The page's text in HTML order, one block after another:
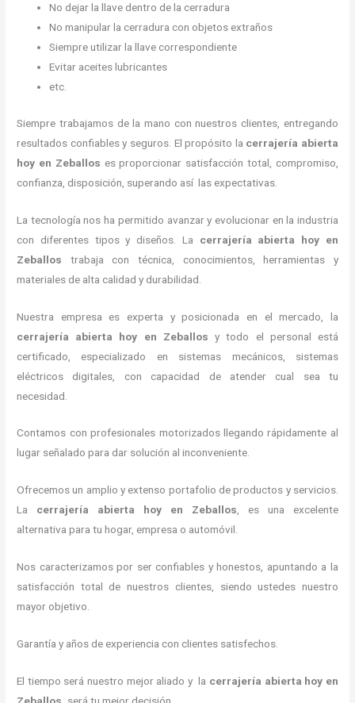
No dejar la llave dentro de la cerradura
No manipular la cerradura con objetos extraños
Siempre utilizar la llave correspondiente
Evitar aceites lubricantes
etc.
Siempre trabajamos de la mano con nuestros clientes, entregando
resultados confiables y seguros. El propósito la cerrajería abierta
hoy en Zeballos es proporcionar satisfacción total, compromiso,
confianza, disposición, superando así las expectativas.
La tecnología nos ha permitido avanzar y evolucionar en la industria
con diferentes tipos y diseños. La cerrajería abierta hoy en
Zeballos trabaja con técnica, conocimientos, herramientas y
materiales de alta calidad y durabilidad.
Nuestra empresa es experta y posicionada en el mercado, la
cerrajería abierta hoy en Zeballos y todo el personal está
certificado, especializado en sistemas mecánicos, sistemas
eléctricos digitales, con capacidad de atender cual sea tu
necesidad.
Contamos con profesionales motorizados llegando rápidamente al
lugar señalado para dar solución al inconveniente.
Ofrecemos un amplio y extenso portafolio de productos y servicios.
La cerrajería abierta hoy en Zeballos, es una excelente
alternativa para tu hogar, empresa o automóvil.
Nos caracterizamos por ser confiables y honestos, apuntando a la
satisfacción total de nuestros clientes, siendo ustedes nuestro
mayor objetivo.
Garantía y años de experiencia con clientes satisfechos.
El tiempo será nuestro mejor aliado y la cerrajería abierta hoy en